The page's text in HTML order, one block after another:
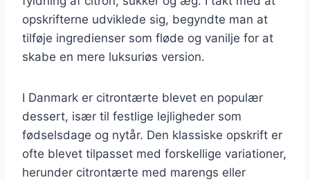
opskrifterne udviklede sig, begyndte man at
tilføje ingredienser som fløde og vanilje for at
skabe en mere luksuriøs version.
I Danmark er citrontærte blevet en populær
dessert, især til festlige lejligheder som
fødselsdage og nytår. Den klassiske opskrift er
ofte blevet tilpasset med forskellige variationer,
herunder citrontærte med marengs eller